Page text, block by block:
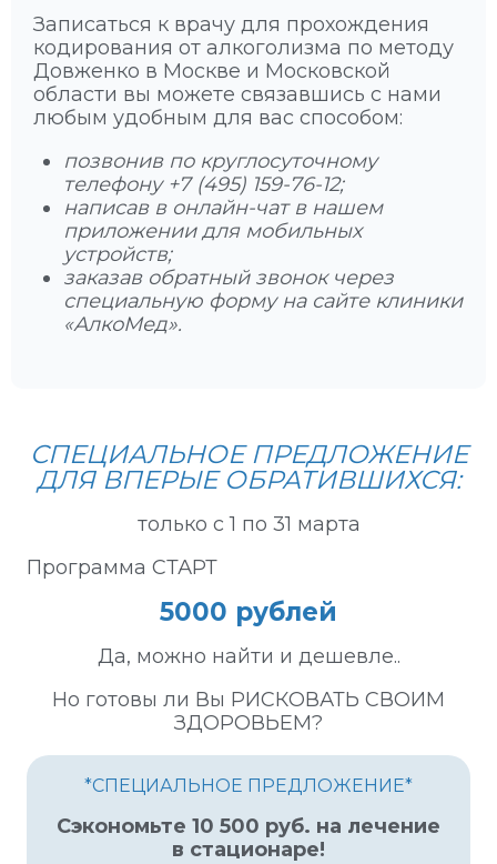
Записаться к врачу для прохождения
кодирования от алкоголизма по методу
Довженко в Москве и Московской
области вы можете связавшись с нами
любым удобным для вас способом:
позвонив по круглосуточному
телефону +7 (495) 159-76-12;
написав в онлайн-чат в нашем
приложении для мобильных
устройств;
заказав обратный звонок через
специальную форму на сайте клиники
«АлкоМед».
СПЕЦИАЛЬНОЕ ПРЕДЛОЖЕНИЕ
ДЛЯ ВПЕРЫЕ ОБРАТИВШИХСЯ:
только с 1 по 31 марта
Программа СТАРТ
5000 рублей
Да, можно найти и дешевле..
Но готовы ли Вы РИСКОВАТЬ СВОИМ
ЗДОРОВЬЕМ?
*СПЕЦИАЛЬНОЕ ПРЕДЛОЖЕНИЕ*
Сэкономьте 10 500 руб. на лечение
в стационаре!